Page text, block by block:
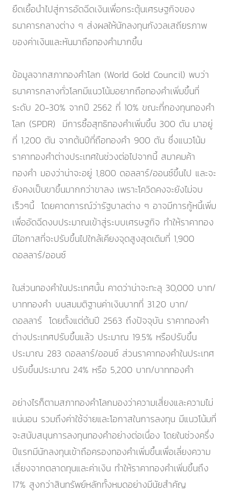
ยืดเยื้อนำไปสู่การอัดฉีดเงินเพื่อกระตุ้นเศรษฐกิจของ
ธนาคารกลางต่าง ๆ ส่งผลให้นักลงทุนกังวลเสถียรภาพ
ของค่าเงินและหันมาถือทองคำมากขึ้น
ข้อมูลจากสภาทองคำโลก (World Gold Council) พบว่า
ธนาคารกลางทั่วโลกมีแนวโน้มอยากถือทองคำเพิ่มขึ้นที่
ระดับ 20-30% จากปี 2562 ที่ 10% ขณะที่กองทุนทองคำ
โลก (SPDR) มีการซื้อสุทธิทองคำเพิ่มขึ้น 300 ตัน มาอยู่
ที่ 1,200 ตัน จากต้นปีที่ถือทองคำ 900 ตัน ซึ่งแนวโน้ม
ราคาทองคำต่างประเทศในช่วงต่อไปจากนี้ สมาคมค้า
ทองคำ มองว่าน่าจะอยู่ 1,800 ดอลลาร์/ออนซ์ขึ้นไป และจะ
ยังคงเป็นขาขึ้นมากกว่าขาลง เพราะโควิดคงจะยังไม่จบ
เร็วๆนี้ โดยคาดการณ์ว่ารัฐบาลต่าง ๆ อาจมีการกู้หนี้เพิ่ม
เพื่ออัดฉีดงบประมาณเข้าสู่ระบบเศรษฐกิจ ทำให้ราคาทอง
มีโอกาสที่จะปรับขึ้นไปใกล้เคียงจุดสูงสุดเดิมที่ 1,900
ดอลลาร์/ออนซ์
ในส่วนทองคำในประเทศนั้น คาดว่าน่าจะทะลุ 30,000 บาท/
บาททองคำ บนสมมติฐานค่าเงินบาทที่ 31.20 บาท/
ดอลลาร์ โดยตั้งแต่ต้นปี 2563 ถึงปัจจุบัน ราคาทองคำ
ต่างประเทศปรับขึ้นแล้ว ประมาณ 19.5% หรือปรับขึ้น
ประมาณ 283 ดอลลาร์/ออนซ์ ส่วนราคาทองคำในประเทศ
ปรับขึ้นประมาณ 24% หรือ 5,200 บาท/บาททองคำ
อย่างไรก็ตามสภาทองคำโลกมองว่าความเสี่ยงและความไม่
แน่นอน รวมถึงค่าใช้จ่ายและโอกาสในการลงทุน มีแนวโน้มที่
จะสนับสนุนการลงทุนทองคำอย่างต่อเนื่อง โดยในช่วงครึ่ง
ปีแรกมีนักลงทุนเข้าถือครองทองคำเพิ่มขึ้นเพื่อเลี่ยงความ
เสี่ยงจากตลาดทุนและค่าเงิน ทำให้ราคาทองคำเพิ่มขึ้นถึง
17% สูงกว่าสินทรัพย์หลักทั้งหมดอย่างมีนัยสำคัญ